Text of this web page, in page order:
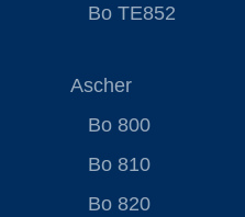
Bo TE852
Ascher
Bo 800
Bo 810
Bo 820